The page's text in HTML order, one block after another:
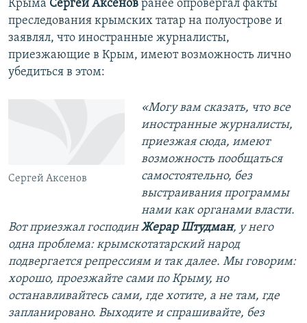
Крыма Сергей Аксенов ранее опровергал факты
преследования крымских татар на полуострове и
заявлял, что иностранные журналисты,
приезжающие в Крым, имеют возможность лично
убедиться в этом:
Сергей Аксенов
«Могу вам сказать, что все
иностранные журналисты,
приезжая сюда, имеют
возможность пообщаться
самостоятельно, без
выстраивания программы
нами как органами власти.
Вот приезжал господинЖерар Штудман, у него
одна проблема: крымскотатарский народ
подвергается репрессиям и так далее. Мы говорим:
хорошо, проезжайте сами по Крыму, но
останавливайтесь сами, где хотите, а не там, где
запланировано. Выходите и спрашивайте, без